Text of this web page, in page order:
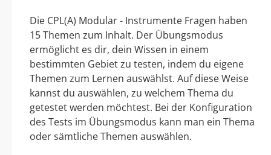
Die CPL(A) Modular - Instrumente Fragen haben
15 Themen zum Inhalt. Der Übungsmodus
ermöglicht es dir, dein Wissen in einem
bestimmten Gebiet zu testen, indem du eigene
Themen zum Lernen auswählst. Auf diese Weise
kannst du auswählen, zu welchem Thema du
getestet werden möchtest. Bei der Konfiguration
des Tests im Übungsmodus kann man ein Thema
oder sämtliche Themen auswählen.